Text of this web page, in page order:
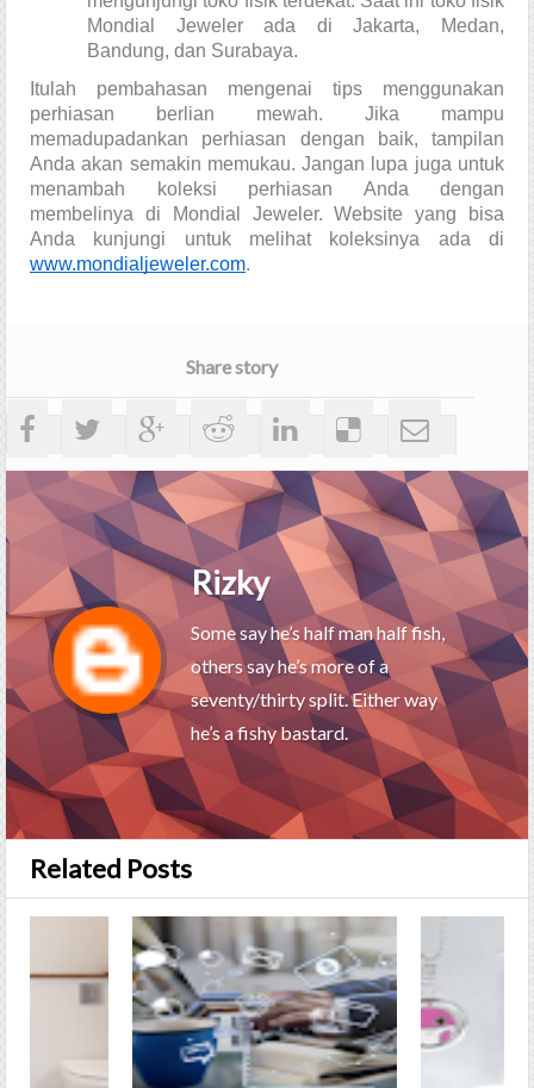
Mondial Jeweler ada di Jakarta, Medan,
Bandung, dan Surabaya.
perhiasan berlian mewah. Jika mampu
memadupadankan perhiasan dengan baik, tampilan
Anda akan semakin memukau. Jangan lupa juga untuk
menambah koleksi perhiasan Anda dengan
membelinya di Mondial Jeweler. Website yang bisa
www.mondialjeweler.com.
Share story
Rizky
Some say he’s half man half fish,
others say he’s more of a
seventy/thirty split. Either way
he’s a fishy bastard.
Related Posts